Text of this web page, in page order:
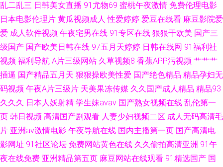
乱二乱三 日韩美女直播 91尤物69 蜜桃午夜激情 免费伦理电影
日本电影伦理片 黄瓜视频成人 性爱婷婷 爱豆在线看 麻豆影院爱
爱 成人软件视频 午夜宅男在线 91专区在线 狠狠干欧美 国产三
级国产 国产欧美日韩在线 97五月天婷婷 日韩在线网 91福利社
视频 福利导航 A片三级网站 久草视频8 香蕉APP污视频 艹艹艹
插逼 国产精品五月天 狠狠操欧美性爱 国产绝色精品 精品孕妇无
码视频 午夜A片三级片 天美果冻传媒 久久国产成人精品 精品93
久久久 日本人妖射精 学生妹avav 国产熟女视频在线 乱伦第一
页 韩日视频 高清国产剧观看 人妻少妇视频二区 成人无码高清毛
片 亚洲av激情电影 午夜导航在线 国内主播第一页 国产高清电
影网址 91社区论坛 免费网站黄色在线 久久偷拍高清亚洲 91午
夜在线免费 亚洲精品第五页 麻豆网站在线观看 91精选国产 国